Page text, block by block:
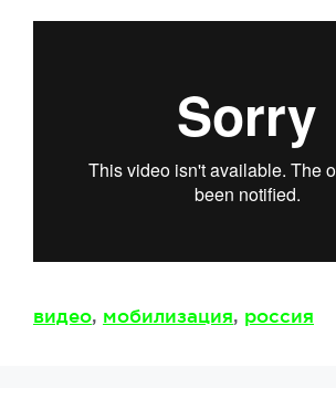
Метки
видео, мобилизация, россия